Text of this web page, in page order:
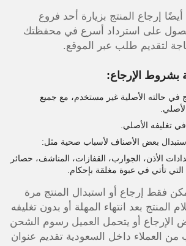
إرجاع المنتج بزيارة أحد فروع
على استرداد أسرع في محفظتك
لتقديم طلب عبر الموقع.
بشروط الإرجاع:
في حالته الأصلية غير مستخدم، مع جميع
تغليفه الأصلي.
بعض الأصناف لأسباب صحية مثل:
الأذن، الجوارب، القفازات، المناشف، حصائر
التي تأتي في عبوة مغلقة بإحكام.
فقط إرجاع أو استبدال المنتج مرة
المنتج بعد انتهاء المهلة أو بدون تغليفه
الإرجاع أو يتحمل العميل رسوم الشحن
من العملاء داخل السعودية تقديم عنوان